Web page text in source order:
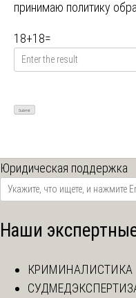
принимаю политику
18+18=
Юридическая поддержка
Наши
КРИМИНАЛИСТИКА